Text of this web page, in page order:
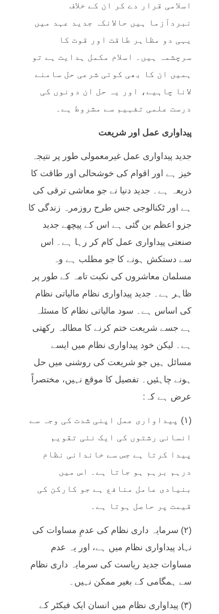
اسلامی قرار دے کر ان کے خلاف
نبردآزما ہیں حالانکہ جدید عہد میں
یہی دو مظاہر طاقت اور قوت کا
سرچشمہ ہیں۔ اسلام مکمل ہدایت ہے تو
ہمیں ان کا بھی کوئی شرعی حل سامنے
لانا چاہیے، اور یہ حل ان دونوں کی
درست علمی تفہیم سے مشروط ہے۔
پیداواری عمل اور شریعت
جدید پیداواری عمل غیرمعمولی طور پر نتیجہ
خیز ہے اور اقوام کی خوشحالی اور طاقت کا
ذریعہ ہے۔ جدید دنیا نے جو معاشی ترقی کی
ہے اور ٹکنالوجی جس طرح روزمرہ زندگی کا
جزو اعظم بن گئی ہے اس کے پیچھے جدید
صنعتی پیداواری عمل کام کر رہا ہے۔ اس
سے دستکش ہونے کا جو مطلب ہے وہ
مسلمان معاشروں کی نکبت تامہ کے طور پر
ظاہر ہے۔ جدید پیداواری نظام مالیاتی نظام
کی اساس ہے۔ سود مالیاتی نظام کا مسئلہ
ہے جسے شریعت ختم کرنے کا مطالبہ رکھتی
ہے۔ لیکن خود پیداواری نظام میں ایسے
مسائل ہیں جو شریعت کی روشنی میں حل
ہونے چاہئیں۔ تفصیل کا موقع نہیں، مختصراً
عرض ہے کہ:
(۱) پیداواری عمل اپنی شدت کی وجہ سے
انسانی رشتوں کی ایک نئی تقویم
پیدا کرتا ہے جس سے خاندانی نظام
درہم برہم ہو جاتا ہے۔ اس میں
بنیادی عامل منافع ہے جو کارکن کی
قیمت پر حاصل ہوتا ہے۔
(۲) سرمایہ داری نظام کی عدمِ مساوات کی
نہاد پیداواری نظام میں ہے، اور یہ عدم
مساوات جدید ریاست کی سرمایہ داری نظام
سے ہمگامی کے بغیر ممکن نہیں۔
(۳) پیداواری نظام میں انسان ایک فیکٹر کے